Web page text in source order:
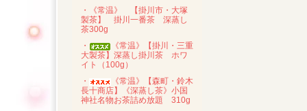
・《常温》 【掛川市・大塚
製茶】 掛川一番茶 深蒸し
茶300g
・
《常温》【掛川・三重
大製茶】深蒸し掛川茶 ホワ
イト（100g）
・
《常温》【森町・鈴木
長十商店】《深蒸し茶》小国
神社名物お茶詰め放題 310g